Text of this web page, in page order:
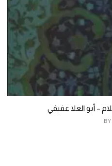
– أبو العلا عفيفي
BY